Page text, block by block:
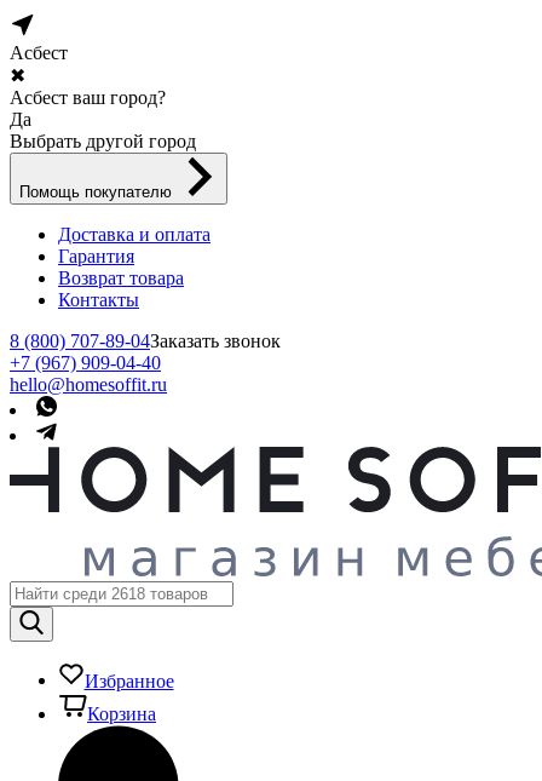
Асбест
✖
Асбест ваш город?
Да
Выбрать другой город
Помощь покупателю
Доставка и оплата
Гарантия
Возврат товара
Контакты
8 (800) 707-89-04Заказать звонок
+7 (967) 909-04-40
hello@homesoffit.ru
Избранное
Корзина